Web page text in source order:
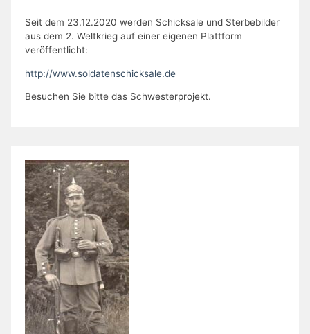
Seit dem 23.12.2020 werden Schicksale und Sterbebilder
aus dem 2. Weltkrieg auf einer eigenen Plattform
veröffentlicht:
http://www.soldatenschicksale.de
Besuchen Sie bitte das Schwesterprojekt.